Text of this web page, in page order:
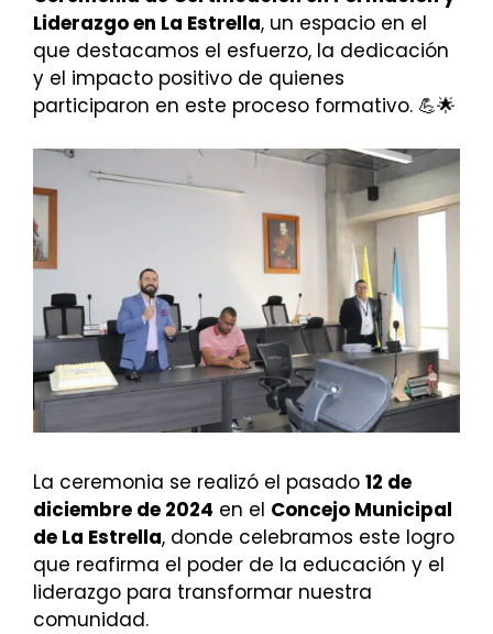
Liderazgo en La Estrella, un espacio en el
que destacamos el esfuerzo, la dedicación
y el impacto positivo de quienes
participaron en este proceso formativo. 💪🌟
La ceremonia se realizó el pasado 12 de
diciembre de 2024 en el Concejo Municipal
de La Estrella, donde celebramos este logro
que reafirma el poder de la educación y el
liderazgo para transformar nuestra
comunidad.